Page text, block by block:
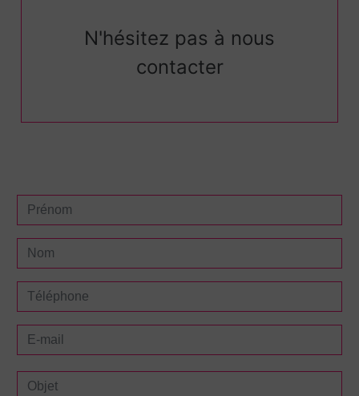
N'hésitez pas à nous
contacter